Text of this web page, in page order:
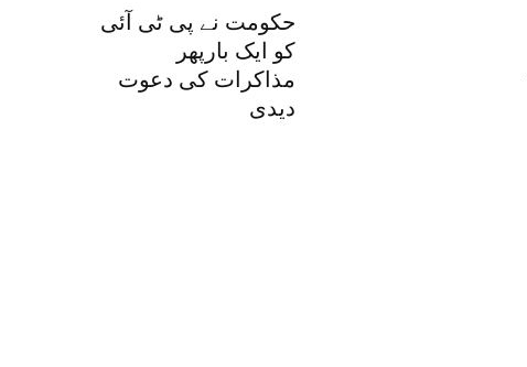
حکومت نے پی ٹی آئی
کو ایک بارپھر
مذاکرات کی دعوت
دیدی